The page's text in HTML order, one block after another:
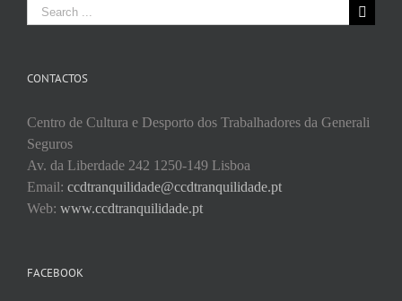
Search
for:
CONTACTOS
Centro de Cultura e Desporto dos Trabalhadores da Generali
Seguros
Av. da Liberdade 242 1250-149 Lisboa
Email: ccdtranquilidade@ccdtranquilidade.pt
Web: www.ccdtranquilidade.pt
FACEBOOK